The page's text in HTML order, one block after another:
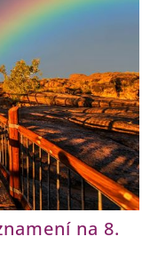
na 8.